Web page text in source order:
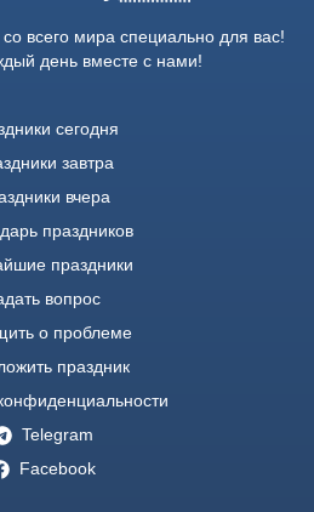
всего мира специально для вас!
день вместе с нами!
сегодня
завтра
вчера
праздников
праздники
вопрос
о проблеме
праздник
Telegram
Facebook